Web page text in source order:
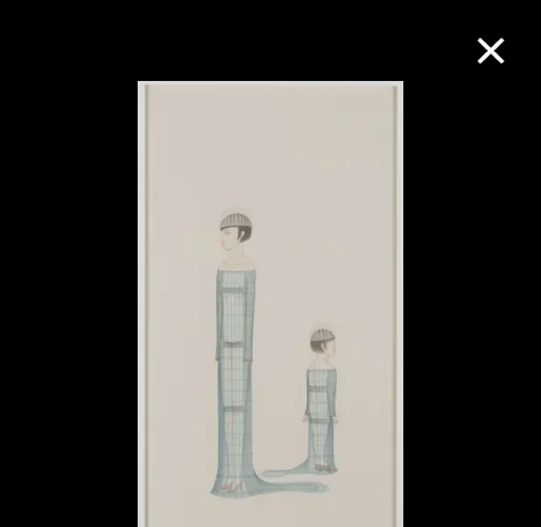
探索世界顶级的二十及二十一世纪视觉